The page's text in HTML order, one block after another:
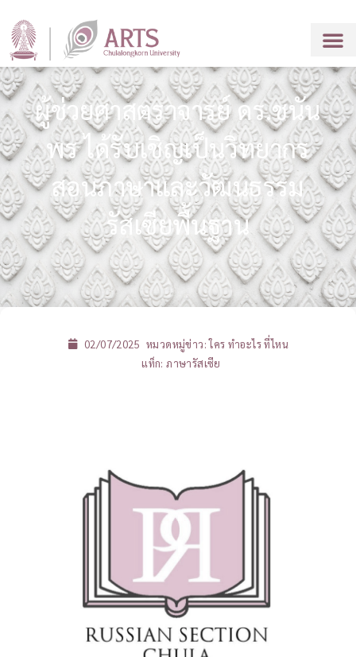
ผู้ช่วยศาสตราจารย์ ดร.ชนัน
พร ได้รับเชิญเป็นวิทยากร
สอนภาษาและวัฒนธรรม
รัสเซียพื้นฐาน
02/07/2025 หมวดหมู่ข่าว:ใคร ทำอะไร ที่ไหน
แท็ก: ภาษารัสเซีย